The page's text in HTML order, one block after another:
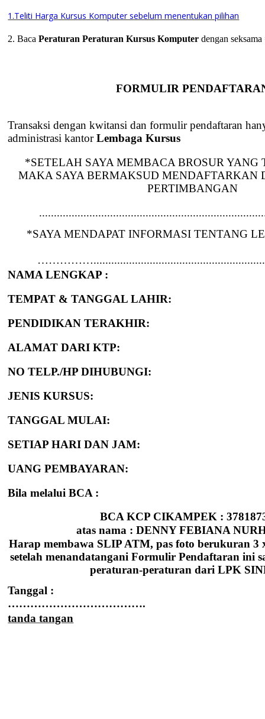
1.Teliti Harga Kursus Komputer sebelum menentukan pilihan
2. BacaPeraturan Peraturan Kursus Komputerdengan
FORMULIR
Transaksi dengan kwitansi dan formulir pendaftaran
administrasi kantorLembaga Kursus
*SETELAH SAYA MEMBACA BROSUR
MAKA SAYA BERMAKSUD MENDAFTARKAN
PERTIMBANGAN
*SAYA MENDAPAT INFORMASI TENTANG
NAMA LENGKAP :
TEMPAT & TANGGAL LAHIR:
PENDIDIKAN TERAKHIR:
ALAMAT DARI KTP:
NO TELP./HP DIHUBUNGI:
JENIS KURSUS:
TANGGAL MULAI:
SETIAP HARI DAN JAM:
UANG PEMBAYARAN:
Bila melalui BCA :
BCA KCP CIKAMPEK :
atas nama : DENNY FEBIANA
Harap membawa SLIP ATM, pas foto berukuran 3
setelah menandatangani Formulir Pendaftaran ini
peraturan-peraturan dari LPK
Tanggal :
……………………………….
tanda tangan